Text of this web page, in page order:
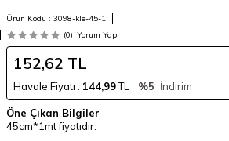
Ürün Kodu : 3098-kle-45-1
(0) Yorum Yap
152,62 TL
Havale Fiyatı : 144,99TL %5 İndirim
Öne Çıkan Bilgiler
45cm*1mt fiyatıdır.